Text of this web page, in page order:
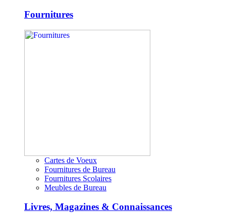
Fournitures
Cartes de Voeux
Fournitures de Bureau
Fournitures Scolaires
Meubles de Bureau
Livres, Magazines & Connaissances